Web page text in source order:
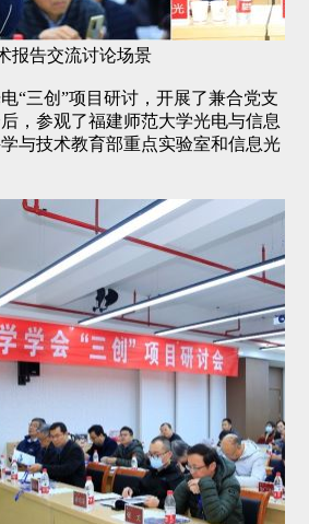
报告交流讨论场景
“三创”项目研讨，开展了兼合党支
，参观了福建师范大学光电与信息
与技术教育部重点实验室和信息光